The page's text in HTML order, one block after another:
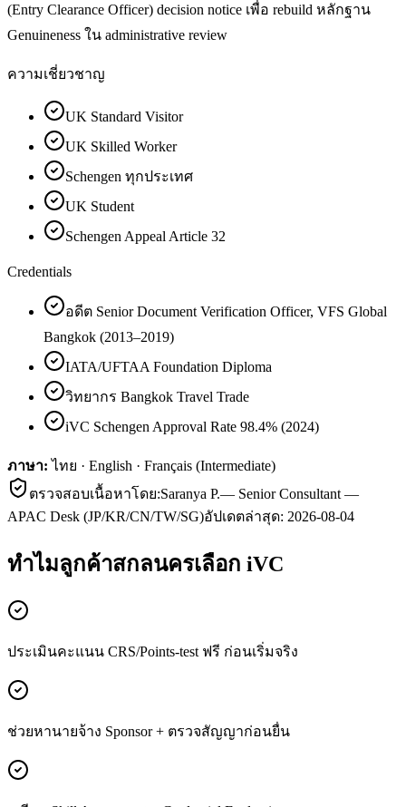
(Entry Clearance Officer) decision notice เพื่อ rebuild หลักฐาน
Genuineness ใน administrative review
ความเชี่ยวชาญ
UK Standard Visitor
UK Skilled Worker
Schengen ทุกประเทศ
UK Student
Schengen Appeal Article 32
Credentials
อดีต Senior Document Verification Officer, VFS Global
Bangkok (2013–2019)
IATA/UFTAA Foundation Diploma
วิทยากร Bangkok Travel Trade
iVC Schengen Approval Rate 98.4% (2024)
ภาษา: ไทย · English · Français (Intermediate)
ตรวจสอบเนื้อหาโดย:Saranya P.— Senior Consultant —
APAC Desk (JP/KR/CN/TW/SG)อัปเดตล่าสุด: 2026-08-04
ทำไมลูกค้าสกลนครเลือก iVC
ประเมินคะแนน CRS/Points-test ฟรี ก่อนเริ่มจริง
ช่วยหานายจ้าง Sponsor + ตรวจสัญญาก่อนยื่น